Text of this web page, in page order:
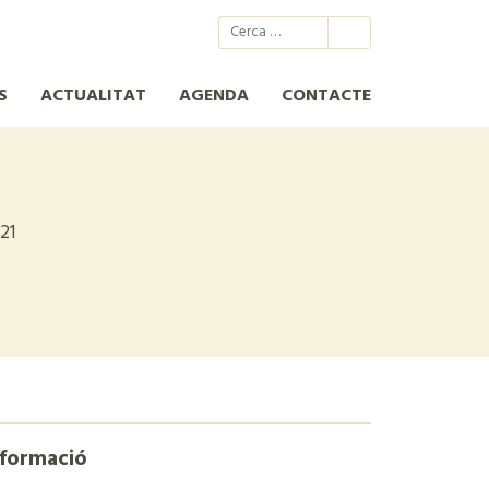
Xarxa per a la Conservació de la Natura
ACTUALITAT AGENDA CONTACTE